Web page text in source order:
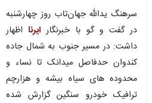
سرهنگ یدالله جهان‌تاب روز چهارشنبه
در گفت و گو با خبرنگار ایرنا اظهار
داشت: در مسیر جنوب به شمال جاده
کندوان حدفاصل میدانک تا نساء و
محدوده های سیاه بیشه و هزارچم
ترافیک خودرو سنگین گزارش شده